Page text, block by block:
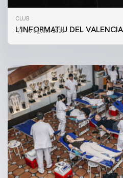
CLUB
L'INFORMATIU DEL
06 agosto 2026
PRIMER EQUIP
ENTRENAMENT DEL